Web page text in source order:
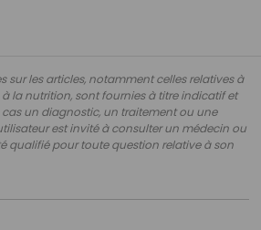
sur les articles, notamment celles relatives à
la nutrition, sont fournies à titre indicatif et
un diagnostic, un traitement ou une
est invité à consulter un médecin ou
qualifié pour toute question relative à son